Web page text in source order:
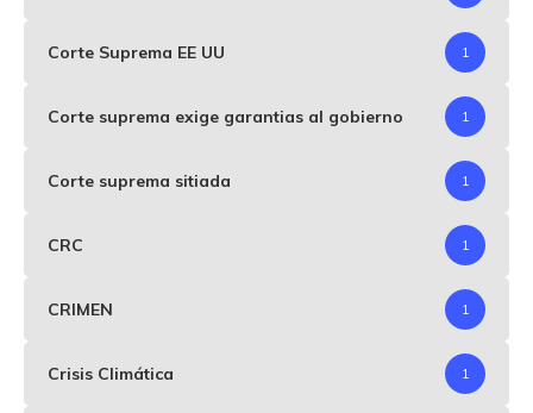
Corte Suprema EE UU 1
Corte suprema exige garantias al gobierno 1
Corte suprema sitiada 1
CRC 1
CRIMEN 1
Crisis Climática 1